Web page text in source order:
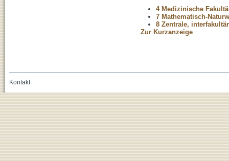
4 Medizinische
7 Mathematisch-
8 Zentrale,
Zur Kurzanzeige
Kontakt